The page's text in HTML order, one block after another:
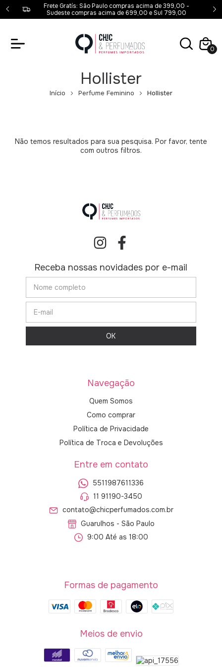
-
Frete Gratís: São Paulo compras acima de 399,00 -
Sudeste compras acima de 699,00 e Sul 799,00
0
Hollister
Início Perfume Feminino Hollister
Não temos resultados para sua pesquisa. Por favor, tente
com outros filtros.
Receba nossas novidades por e-mail
Navegação
Quem Somos
Como comprar
Política de Privacidade
Política de Troca e Devoluções
Entre em contato
5511987611336
11 91190-3450
contato@chicperfumados.com.br
Guarulhos - São Paulo
9:00 Até as 18:00
Formas de pagamento
Meios de envio